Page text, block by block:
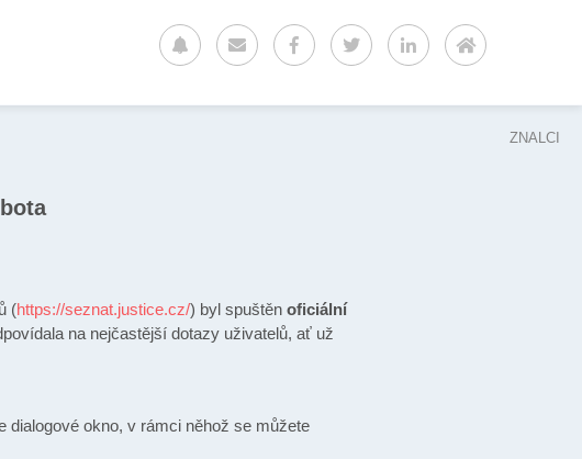
ZNALCI
(https://seznat.justice.cz/) byl spuštěnoficiální
na nejčastější dotazy uživatelů, ať už
dialogové okno, v rámci něhož se můžete